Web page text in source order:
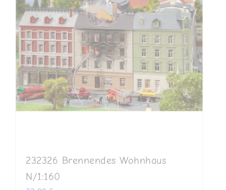
232326 Brennendes Wohnhaus
N/1:160